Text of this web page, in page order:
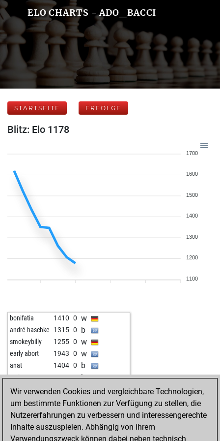
ELO CHARTS - ADO_BACCI
STARTSEITE ERFOLGE
Blitz: Elo 1178
1700
1600
1500
1400
1300
1200
1100
bonifatia 1410 0 w
andré haschke 1315 0 b
smokeybilly 1255 0 w
early abort 1943 0 w
anat 1404 0 b
craigp 1469 0 b
cx500 1555 0 w
Wir verwenden Cookies und vergleichbare Technologien,
um bestimmte Funktionen zur Verfügung zu stellen, die
Nutzererfahrungen zu verbessern und interessengerechte
Inhalte auszuspielen. Abhängig von ihrem
Verwendungszweck können dabei neben technisch